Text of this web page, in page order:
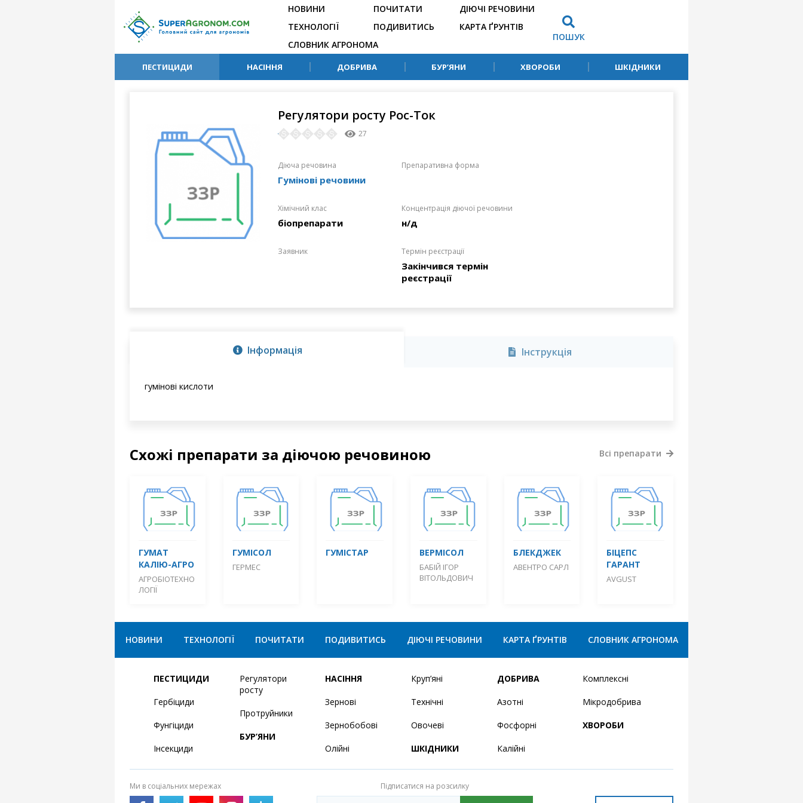
НОВИНИ
ТЕХНОЛОГІЇ
ПОЧИТАТИ
ПОДИВИТИСЬ
ДІЮЧІ РЕЧОВИНИ
КАРТА ҐРУНТІВ
СЛОВНИК АГРОНОМА
ПОШУК
ПЕСТИЦИДИ НАСІННЯ ДОБРИВА БУР’ЯНИ ХВОРОБИ ШКІДНИКИ
Регулятори росту Рос-Ток
27
Діюча речовина
Гумінові речовини
Препаративна форма
Хімічний клас
біопрепарати
Концентрація діючої речовини
н/д
Заявник Термін реєстрації
Закінчився термін
реєстрації
Інформація Інструкція
гумінові кислоти
Схожі препарати за діючою речовиною
ГУМАТ
КАЛІЮ-АГРО
АГРОБІОТЕХНО
ЛОГІЇ
ГУМІСОЛ
ГЕРМЕС
ГУМІСТАР ВЕРМІСОЛ
БАБІЙ ІГОР
ВІТОЛЬДОВИЧ
БЛЕКДЖЕК
АВЕНТРО САРЛ
БІЦЕПС
ГАРАНТ
AVGUST
Всі препарати
НОВИНИ ТЕХНОЛОГІЇ ПОЧИТАТИ ПОДИВИТИСЬ ДІЮЧІ РЕЧОВИНИ КАРТА ҐРУНТІВ СЛОВНИК АГРОНОМА
ПЕСТИЦИДИ
Гербіциди
Фунгіциди
Інсекциди
Регулятори
росту
Протруйники
БУР’ЯНИ
НАСІННЯ
Зернові
Зернобобові
Олійні
Круп’яні
Технічні
Овочеві
ШКІДНИКИ
ДОБРИВА
Азотні
Фосфорні
Калійні
Комплексні
Мікродобрива
ХВОРОБИ
Ми в соціальних мережах Підписатися на розсилку